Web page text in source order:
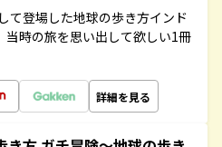
て登場した地球の歩き方インド
時の旅を思い出して欲しい1冊
詳細を見る